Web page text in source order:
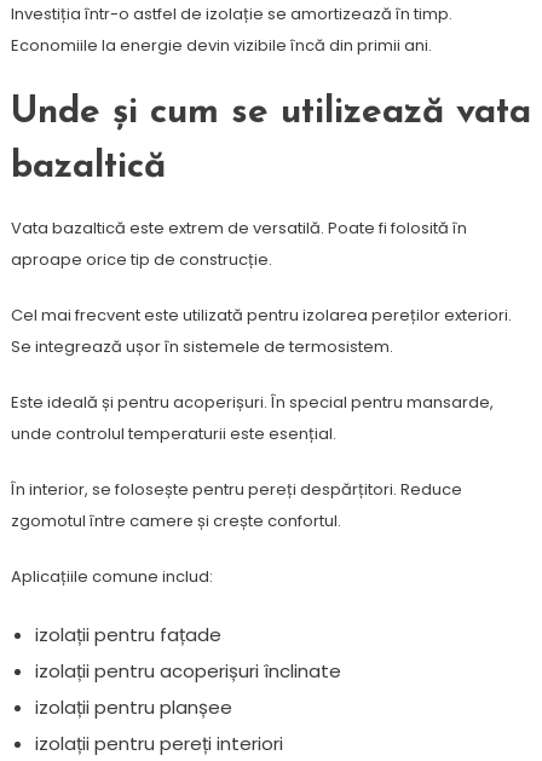
Investiția într-o astfel de izolație se amortizează în timp.
Economiile la energie devin vizibile încă din primii ani.
Unde și cum se utilizează vata
bazaltică
Vata bazaltică este extrem de versatilă. Poate fi folosită în
aproape orice tip de construcție.
Cel mai frecvent este utilizată pentru izolarea pereților exteriori.
Se integrează ușor în sistemele de termosistem.
Este ideală și pentru acoperișuri. În special pentru mansarde,
unde controlul temperaturii este esențial.
În interior, se folosește pentru pereți despărțitori. Reduce
zgomotul între camere și crește confortul.
Aplicațiile comune includ:
izolații pentru fațade
izolații pentru acoperișuri înclinate
izolații pentru planșee
izolații pentru pereți interiori